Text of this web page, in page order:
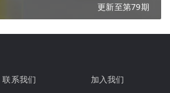
更新至第79期
联系我们
加入我们